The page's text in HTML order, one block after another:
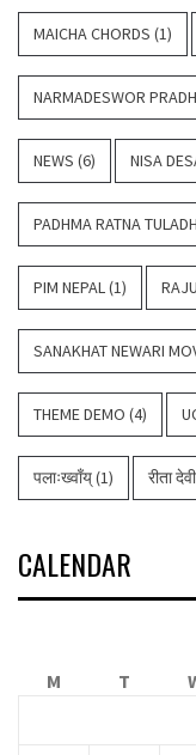
MAICHA CHORDS (1)
NARMADESWOR
NEWS (6) NISA
PADHMA RATNA
PIM NEPAL(1)
SANAKHAT NEWARI
THEME DEMO (4)
पलाःख्वाँय्(1) रीता
CALENDAR
M
T